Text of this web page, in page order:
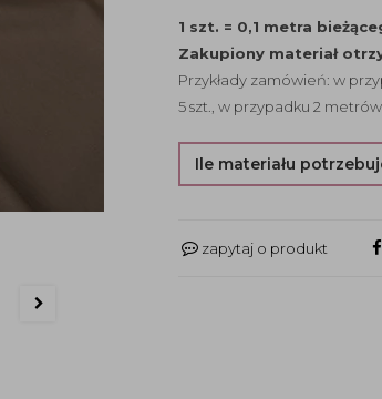
1 szt. = 0,1 metra
Zakupiony materiał
Przykłady zamówień: w
5 szt., w przypadku 2
Ile materiału
zapytaj o produkt